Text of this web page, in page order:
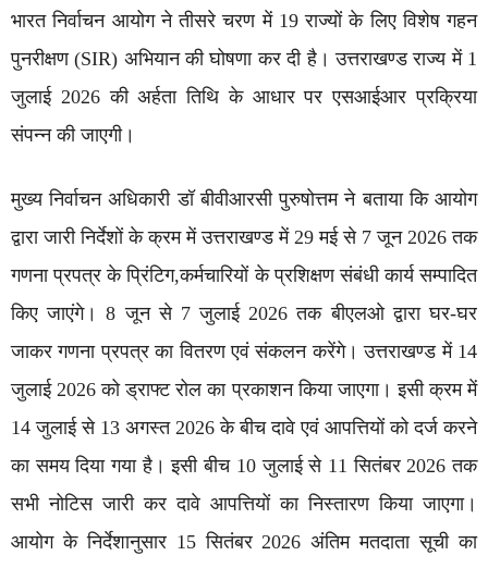
भारत निर्वाचन आयोग ने तीसरे चरण में 19 राज्यों के लिए विशेष गहन
पुनरीक्षण (SIR) अभियान की घोषणा कर दी है। उत्तराखण्ड राज्य में 1
जुलाई 2026 की अर्हता तिथि के आधार पर एसआईआर प्रक्रिया
संपन्न की जाएगी।
मुख्य निर्वाचन अधिकारी डॉ बीवीआरसी पुरुषोत्तम ने बताया कि आयोग
द्वारा जारी निर्देशों के क्रम में उत्तराखण्ड में 29 मई से 7 जून 2026 तक
गणना प्रपत्र के प्रिंटिग,कर्मचारियों के प्रशिक्षण संबंधी कार्य सम्पादित
किए जाएंगे। 8 जून से 7 जुलाई 2026 तक बीएलओ द्वारा घर-घर
जाकर गणना प्रपत्र का वितरण एवं संकलन करेंगे। उत्तराखण्ड में 14
जुलाई 2026 को ड्राफ्ट रोल का प्रकाशन किया जाएगा। इसी क्रम में
14 जुलाई से 13 अगस्त 2026 के बीच दावे एवं आपत्तियों को दर्ज करने
का समय दिया गया है। इसी बीच 10 जुलाई से 11 सितंबर 2026 तक
सभी नोटिस जारी कर दावे आपत्तियों का निस्तारण किया जाएगा।
आयोग के निर्देशानुसार 15 सितंबर 2026 अंतिम मतदाता सूची का